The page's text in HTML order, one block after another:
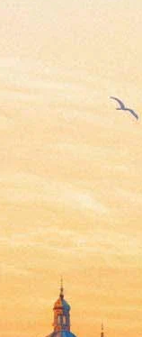
лекции
книги